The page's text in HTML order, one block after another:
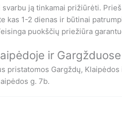
ją tinkamai prižiūrėti.
kas 1-2 dienas ir būtinai
puokščių priežiūra
ir Gargžduose
pristatomos Gargždų,
g. 7b.